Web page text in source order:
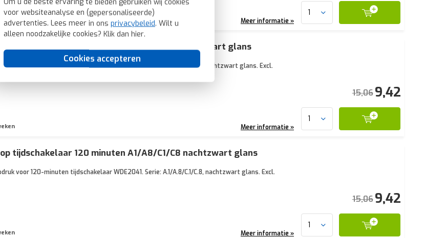
Om u de beste ervaring te bieden gebruiken wij cookies
voor websiteanalyse en (gepersonaliseerde)
advertenties. Lees meer in ons privacybeleid. Wilt u
alleen noodzakelijke cookies? Klik dan hier.
Cookies accepteren
Meer informatie »
tijdschakelaar 15 minuten A1/A8/C1/C8 nachtzwart glans
voor 15-minuten tijdschakelaar WDE2040. Serie: A.1/A.8/C.1/C.8, nachtzwart glans. Excl.
15,069,42
Meer informatie »
tijdschakelaar 120 minuten A1/A8/C1/C8 nachtzwart glans
voor 120-minuten tijdschakelaar WDE2041. Serie: A.1/A.8/C.1/C.8, nachtzwart glans. Excl.
15,069,42
Meer informatie »